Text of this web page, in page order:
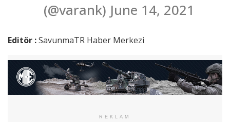
(@varank) June 14, 2021
Editör :SavunmaTR Haber Merkezi
REKLAM